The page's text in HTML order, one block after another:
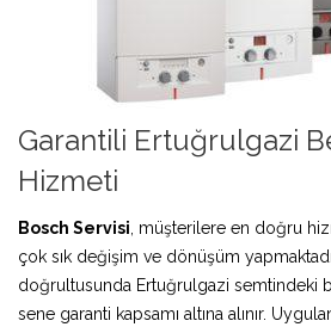
Garantili Ertuğrulgazi
Hizmeti
Bosch Servisi , müşterilere en doğru
çok sık değişim ve dönüşüm
doğrultusunda Ertuğrulgazi semtindeki
sene garanti kapsamı altına alınır.